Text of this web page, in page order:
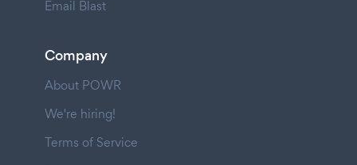
Email Blast
Company
About POWR
We're hiring!
Terms of Service